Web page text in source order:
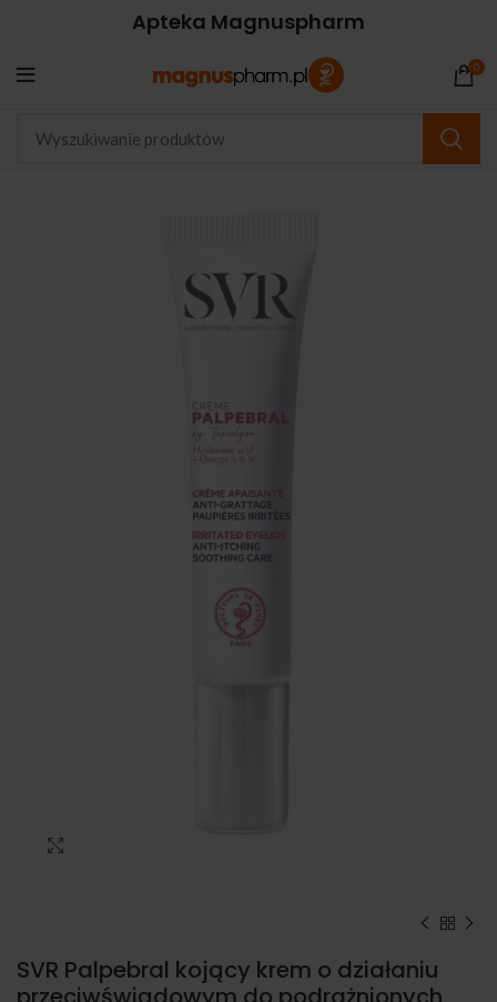
Apteka Magnuspharm
0
SVR Palpebral kojący krem o działaniu